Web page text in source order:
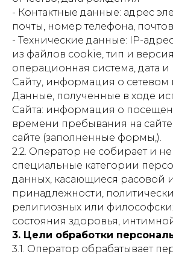
- Контактные данные: адрес
почты, номер телефона,
- Технические данные: IP-
из файлов cookie, тип и
операционная система, дата и
Сайту, информация о
Данные, полученные в ходе
Сайта: информация о
времени пребывания на
сайте (заполненные формы,).
2.2. Оператор не собирает и
специальные категории
данных, касающиеся расовой
принадлежности,
религиозных или
состояния здоровья,
3. Цели обработки
3.1. Оператор обрабатывает